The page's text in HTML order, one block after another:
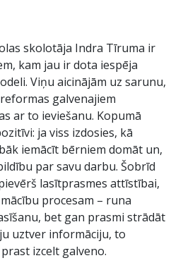
skolotāja Indra Tīruma ir
kam jau ir dota iespēja
Viņu aicinājām uz sarunu,
galvenajiem
ar to ieviešanu. Kopumā
ja viss izdosies, kā
iemācīt bērniem domāt un,
par savu darbu. Šobrīd
lasītprasmes attīstībai,
procesam – runa
bet gan prasmi strādāt
uztver informāciju, to
izcelt galveno.